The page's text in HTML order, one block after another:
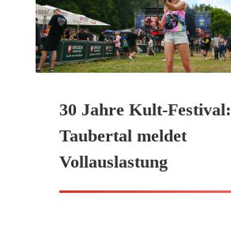
30 Jahre Kult-Festival:
Taubertal meldet
Vollauslastung